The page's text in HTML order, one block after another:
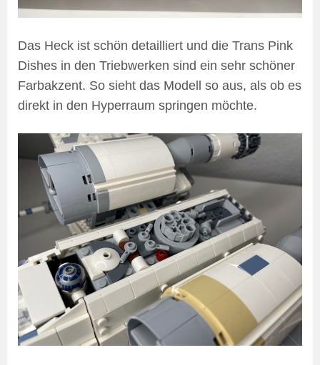
Das Heck ist schön detailliert und die Trans Pink
Dishes in den Triebwerken sind ein sehr schöner
Farbakzent. So sieht das Modell so aus, als ob es
direkt in den Hyperraum springen möchte.